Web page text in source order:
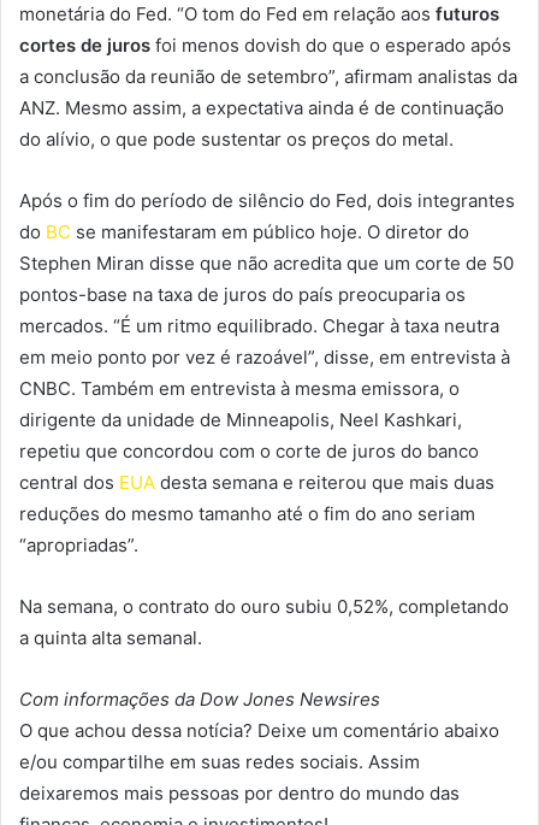
monetária do Fed. “O tom do Fed em relação aos futuros
cortes de juros foi menos dovish do que o esperado após
a conclusão da reunião de setembro”, afirmam analistas da
ANZ. Mesmo assim, a expectativa ainda é de continuação
do alívio, o que pode sustentar os preços do metal.
Após o fim do período de silêncio do Fed, dois integrantes
do BC se manifestaram em público hoje. O diretor do
Stephen Miran disse que não acredita que um corte de 50
pontos-base na taxa de juros do país preocuparia os
mercados. “É um ritmo equilibrado. Chegar à taxa neutra
em meio ponto por vez é razoável”, disse, em entrevista à
CNBC. Também em entrevista à mesma emissora, o
dirigente da unidade de Minneapolis, Neel Kashkari,
repetiu que concordou com o corte de juros do banco
central dos EUA desta semana e reiterou que mais duas
reduções do mesmo tamanho até o fim do ano seriam
“apropriadas”.
Na semana, o contrato do ouro subiu 0,52%, completando
a quinta alta semanal.
Com informações da Dow Jones Newsires
O que achou dessa notícia? Deixe um comentário abaixo
e/ou compartilhe em suas redes sociais. Assim
deixaremos mais pessoas por dentro do mundo das